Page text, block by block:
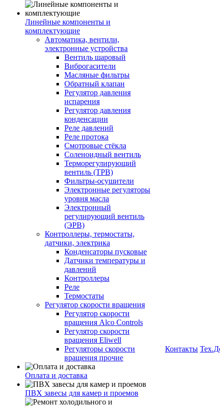
Линейные компоненты и
комплектующие
Автоматика, вентили,
электронные устройства
Вентиль шаровый
Виброгасители
Масляные фильтры
Обратный клапан
Регулятор давления
испарения
Регулятор давления
конденсации
Реле давлений
Реле протока
Смотровые стёкла
Соленоидный вентиль
Терморегулирующий
вентиль (ТРВ)
Фильтры-осушители
Электронные регуляторы
уровня масла
Электронный
регулирующий вентиль
(ЭРВ)
Контроллеры, термостаты,
датчики, электрика
Конденсаторы пусковые
Датчики температуры и
давлений
Контроллеры
Реле
Термостаты
Регулятор скорости вращения
Регулятор скорости
вращения Alco Controls
Регулятор скорости
вращения Eliwell
Регуляторы скорости
вращения прочие
Оплата и доставка
ПВХ завесы для камер и проемов
Контакты